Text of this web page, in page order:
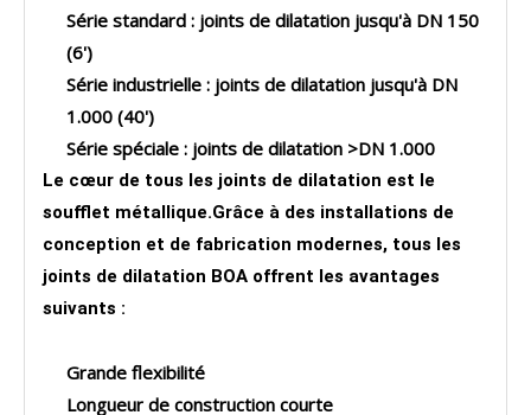
Série standard : joints de dilatation jusqu'à DN 150
(6')
Série industrielle : joints de dilatation jusqu'à DN
1.000 (40')
Série spéciale : joints de dilatation >DN 1.000
Le cœur de tous les joints de dilatation est le
soufflet métallique.Grâce à des installations de
conception et de fabrication modernes, tous les
joints de dilatation BOA offrent les avantages
suivants :
Grande flexibilité
Longueur de construction courte